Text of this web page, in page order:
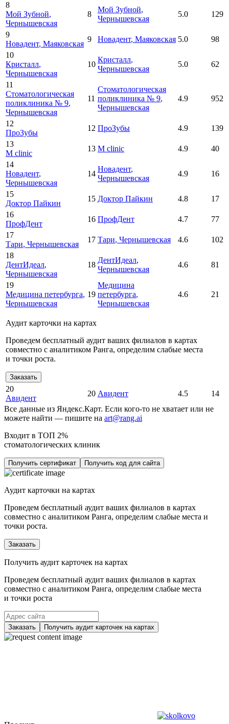
8
Мой Зубной,
Чернышевская
8
Мой Зубной,
Чернышевская
5.0 129
9
Новадент, Маяковская
9 Новадент, Маяковская 5.0
98
10
Кристалл,
Чернышевская
10
Кристалл,
Чернышевская
5.0 62
11
Стоматологическая
поликлиника № 9,
Чернышевская
11
Стоматологическая
поликлиника № 9,
Чернышевская
4.9 952
12
ПроЗубы
12 ПроЗубы 4.9
139
13
M clinic
13 M clinic 4.9
40
14
Новадент,
Чернышевская
14
Новадент,
Чернышевская
4.9 16
15
Доктор Пайкин
15 Доктор Пайкин 4.8
17
16
ПрофДент
16 ПрофДент 4.7
77
17
Тари, Чернышевская
17 Тари, Чернышевская 4.6
102
18
ДентИдеал,
Чернышевская
18
ДентИдеал,
Чернышевская
4.6 81
19
Медицина петербурга,
Чернышевская
19
Медицина
петербурга,
Чернышевская
4.6 21
Аудит карточки на картах
Проведем бесплатный аудит ваших филиалов в картах
совместно с аналитиком Ранга, определим слабые места
и точки роста.
Заказать
20
Авидент
20 Авидент 4.5
14
Все данные из Яндекс.Карт. Если кого-то не хватает или не
можете найти — пишите на art@rang.ai
Входит в ТОП 2%
стоматологических клиник
Получить сертификат Получить код для сайта
Аудит карточки на картах
Проведем бесплатный аудит ваших филиалов в картах
совместно с аналитиком Ранга, определим слабые места и
точки роста.
Заказать
Получить аудит карточек на картах
Проведем бесплатный аудит ваших филиалов в картах
совместно с аналитиком Ранга, определим слабые места
и точки роста
Заказать Получить аудит карточек на картах